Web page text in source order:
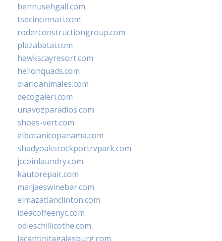
bennusehgall.com
tsecincinnati.com
roderconstructiongroup.com
plazabatai.com
hawkscayresort.com
hellonquads.com
diarioanimales.com
decogaleri.com
unavozparadios.com
shoes-vert.com
elbotanicopanama.com
shadyoaksrockportrvpark.com
jccoinlaundry.com
kautorepair.com
marjaeswinebar.com
elmazatlanclinton.com
ideacoffeenyc.com
odieschillicothe.com
lacantinitagalesburg.com